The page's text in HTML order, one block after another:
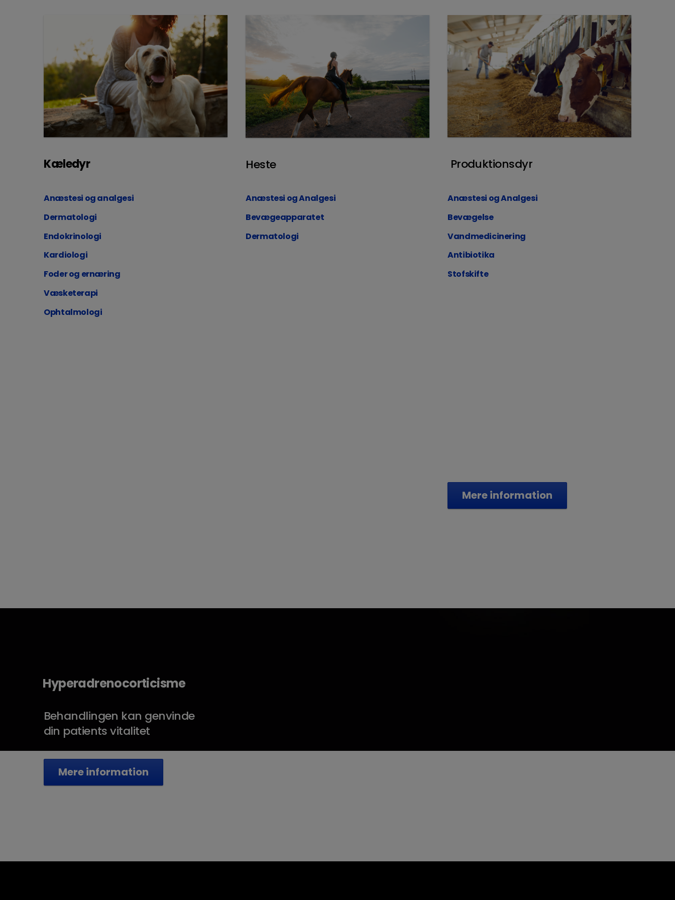
Kæledyr
Anæstesi og analgesi
Dermatologi
Endokrinologi
Kardiologi
Foder og ernæring
Væsketerapi
Ophtalmologi
Heste
Anæstesi og Analgesi
Bevægeapparatet
Dermatologi
Produktionsdyr
Anæstesi og Analgesi
Bevægelse
Vandmedicinering
Antibiotika
Stofskifte
Mere information
Hyperadrenocorticisme
Behandlingen kan genvinde
din patients vitalitet
Mere information